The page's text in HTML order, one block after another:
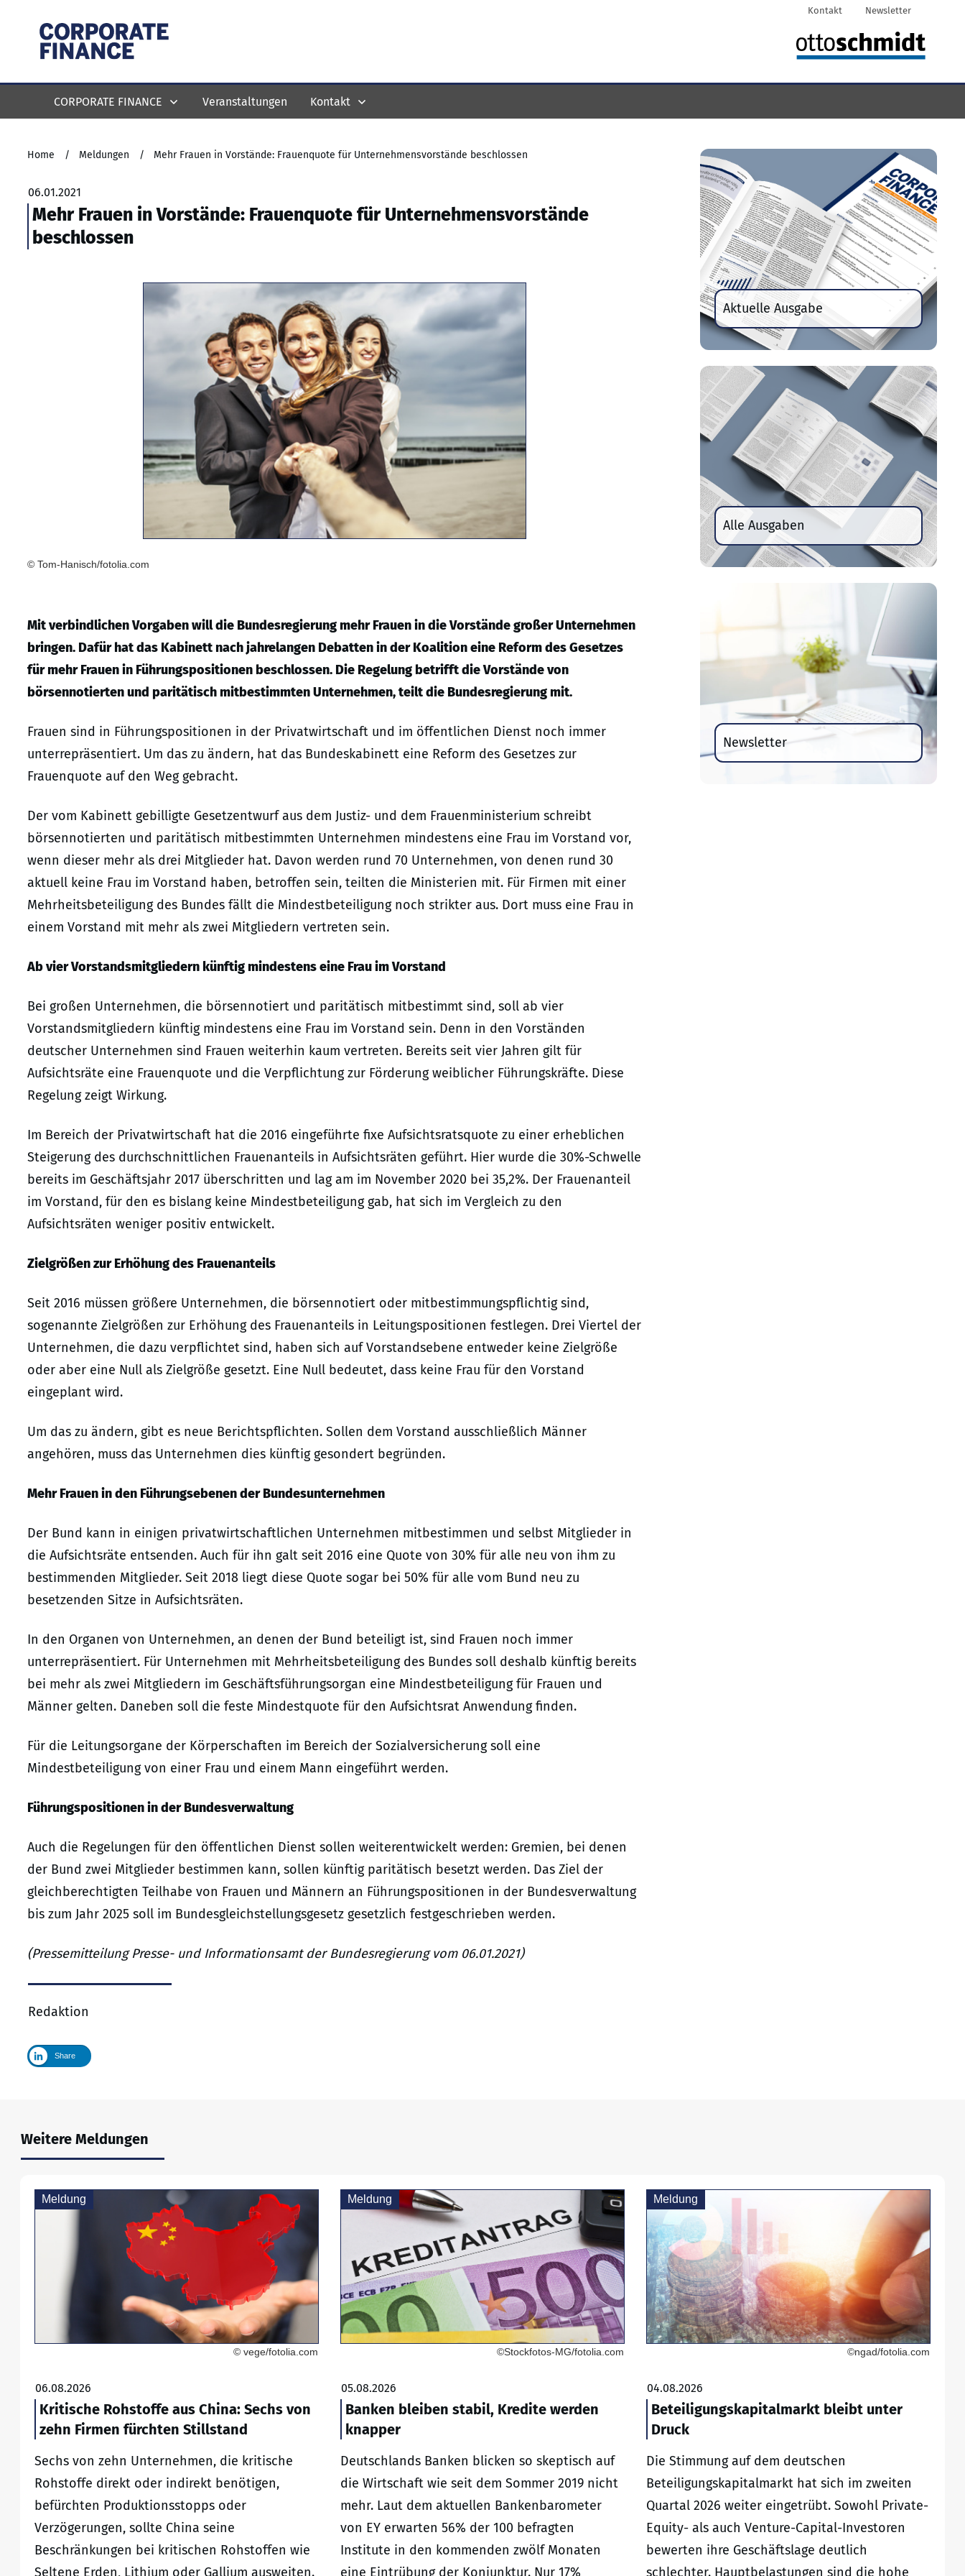
Kontakt Newsletter
CORPORATE FINANCE Veranstaltungen Kontakt
Home / Meldungen / Mehr Frauen in Vorstände: Frauenquote für Unternehmensvorstände beschlossen
06.01.2021
Mehr Frauen in Vorstände: Frauenquote für Unternehmensvorstände
beschlossen
© Tom-Hanisch/fotolia.com
Mit verbindlichen Vorgaben will die Bundesregierung mehr Frauen in die Vorstände großer Unternehmen
bringen. Dafür hat das Kabinett nach jahrelangen Debatten in der Koalition eine Reform des Gesetzes
für mehr Frauen in Führungspositionen beschlossen. Die Regelung betrifft die Vorstände von
börsennotierten und paritätisch mitbestimmten Unternehmen, teilt die Bundesregierung mit.
Frauen sind in Führungspositionen in der Privatwirtschaft und im öffentlichen Dienst noch immer
unterrepräsentiert. Um das zu ändern, hat das Bundeskabinett eine Reform des Gesetzes zur
Frauenquote auf den Weg gebracht.
Der vom Kabinett gebilligte Gesetzentwurf aus dem Justiz- und dem Frauenministerium schreibt
börsennotierten und paritätisch mitbestimmten Unternehmen mindestens eine Frau im Vorstand vor,
wenn dieser mehr als drei Mitglieder hat. Davon werden rund 70 Unternehmen, von denen rund 30
aktuell keine Frau im Vorstand haben, betroffen sein, teilten die Ministerien mit. Für Firmen mit einer
Mehrheitsbeteiligung des Bundes fällt die Mindestbeteiligung noch strikter aus. Dort muss eine Frau in
einem Vorstand mit mehr als zwei Mitgliedern vertreten sein.
Ab vier Vorstandsmitgliedern künftig mindestens eine Frau im Vorstand
Bei großen Unternehmen, die börsennotiert und paritätisch mitbestimmt sind, soll ab vier
Vorstandsmitgliedern künftig mindestens eine Frau im Vorstand sein. Denn in den Vorständen
deutscher Unternehmen sind Frauen weiterhin kaum vertreten. Bereits seit vier Jahren gilt für
Aufsichtsräte eine Frauenquote und die Verpflichtung zur Förderung weiblicher Führungskräfte. Diese
Regelung zeigt Wirkung.
Im Bereich der Privatwirtschaft hat die 2016 eingeführte fixe Aufsichtsratsquote zu einer erheblichen
Steigerung des durchschnittlichen Frauenanteils in Aufsichtsräten geführt. Hier wurde die 30%-Schwelle
bereits im Geschäftsjahr 2017 überschritten und lag am im November 2020 bei 35,2%. Der Frauenanteil
im Vorstand, für den es bislang keine Mindestbeteiligung gab, hat sich im Vergleich zu den
Aufsichtsräten weniger positiv entwickelt.
Zielgrößen zur Erhöhung des Frauenanteils
Seit 2016 müssen größere Unternehmen, die börsennotiert oder mitbestimmungspflichtig sind,
sogenannte Zielgrößen zur Erhöhung des Frauenanteils in Leitungspositionen festlegen. Drei Viertel der
Unternehmen, die dazu verpflichtet sind, haben sich auf Vorstandsebene entweder keine Zielgröße
oder aber eine Null als Zielgröße gesetzt. Eine Null bedeutet, dass keine Frau für den Vorstand
eingeplant wird.
Um das zu ändern, gibt es neue Berichtspflichten. Sollen dem Vorstand ausschließlich Männer
angehören, muss das Unternehmen dies künftig gesondert begründen.
Mehr Frauen in den Führungsebenen der Bundesunternehmen
Der Bund kann in einigen privatwirtschaftlichen Unternehmen mitbestimmen und selbst Mitglieder in
die Aufsichtsräte entsenden. Auch für ihn galt seit 2016 eine Quote von 30% für alle neu von ihm zu
bestimmenden Mitglieder. Seit 2018 liegt diese Quote sogar bei 50% für alle vom Bund neu zu
besetzenden Sitze in Aufsichtsräten.
In den Organen von Unternehmen, an denen der Bund beteiligt ist, sind Frauen noch immer
unterrepräsentiert. Für Unternehmen mit Mehrheitsbeteiligung des Bundes soll deshalb künftig bereits
bei mehr als zwei Mitgliedern im Geschäftsführungsorgan eine Mindestbeteiligung für Frauen und
Männer gelten. Daneben soll die feste Mindestquote für den Aufsichtsrat Anwendung finden.
Für die Leitungsorgane der Körperschaften im Bereich der Sozialversicherung soll eine
Mindestbeteiligung von einer Frau und einem Mann eingeführt werden.
Führungspositionen in der Bundesverwaltung
Auch die Regelungen für den öffentlichen Dienst sollen weiterentwickelt werden: Gremien, bei denen
der Bund zwei Mitglieder bestimmen kann, sollen künftig paritätisch besetzt werden. Das Ziel der
gleichberechtigten Teilhabe von Frauen und Männern an Führungspositionen in der Bundesverwaltung
bis zum Jahr 2025 soll im Bundesgleichstellungsgesetz gesetzlich festgeschrieben werden.
(Pressemitteilung Presse- und Informationsamt der Bundesregierung vom 06.01.2021)
Redaktion
Share
Aktuelle Ausgabe
Alle Ausgaben
Newsletter
Weitere Meldungen
Meldung
© vege/fotolia.com
06.08.2026
Kritische Rohstoffe aus China: Sechs von
zehn Firmen fürchten Stillstand
Sechs von zehn Unternehmen, die kritische
Rohstoffe direkt oder indirekt benötigen,
befürchten Produktionsstopps oder
Verzögerungen, sollte China seine
Beschränkungen bei kritischen Rohstoffen wie
Seltene Erden, Lithium oder Gallium ausweiten.
Meldung
©Stockfotos-MG/fotolia.com
05.08.2026
Banken bleiben stabil, Kredite werden
knapper
Deutschlands Banken blicken so skeptisch auf
die Wirtschaft wie seit dem Sommer 2019 nicht
mehr. Laut dem aktuellen Bankenbarometer
von EY erwarten 56% der 100 befragten
Institute in den kommenden zwölf Monaten
eine Eintrübung der Konjunktur. Nur 17%
Meldung
©ngad/fotolia.com
04.08.2026
Beteiligungskapitalmarkt bleibt unter
Druck
Die Stimmung auf dem deutschen
Beteiligungskapitalmarkt hat sich im zweiten
Quartal 2026 weiter eingetrübt. Sowohl Private-
Equity- als auch Venture-Capital-Investoren
bewerten ihre Geschäftslage deutlich
schlechter. Hauptbelastungen sind die hohe